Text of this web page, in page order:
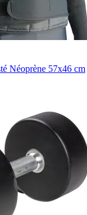
Néoprène 57x46 cm